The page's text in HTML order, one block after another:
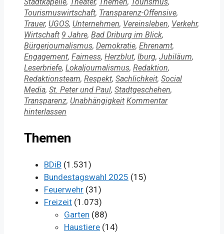
Tourismuswirtschaft, Transparenz-Offensive,
Trauer, UGOS, Unternehmen, Vereinsleben, Verkehr,
Wirtschaft Schlagwörter
9 Jahre, Bad Driburg im Blick,
Bürgerjournalismus, Demokratie, Ehrenamt,
Engagement, Fairness, Herzblut, Iburg, Jubiläum,
Leserbriefe, Lokaljournalismus, Redaktion,
Redaktionsteam, Respekt, Sachlichkeit, Social
Media, St. Peter und Paul, Stadtgeschehen,
Transparenz, Unabhängigkeit Kommentar
hinterlassen
Themen
BDiB (1.531)
Bundestagswahl 2025 (15)
Feuerwehr (31)
Freizeit (1.073)
Garten (88)
Haustiere (14)